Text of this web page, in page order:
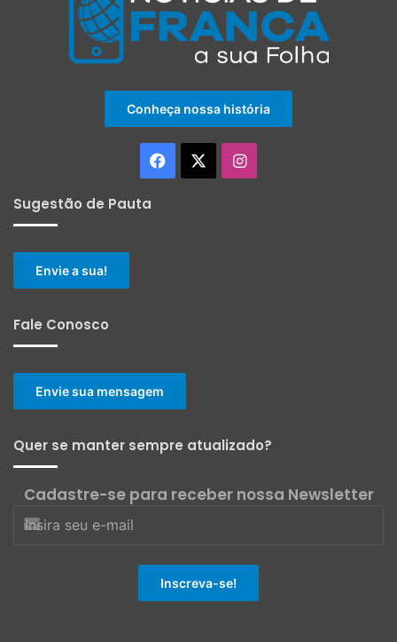
Conheça nossa história
Facebook Instagram
Sugestão de Pauta
Envie a sua!
Fale Conosco
Envie sua mensagem
Quer se manter sempre atualizado?
Cadastre-se para receber nossa Newsletter